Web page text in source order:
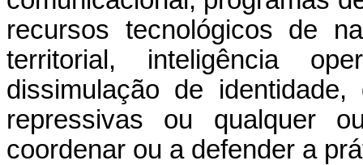
recursos tecnológicos de
territorial, inteligência
dissimulação de identidade,
repressivas ou qualquer
coordenar ou a defender a